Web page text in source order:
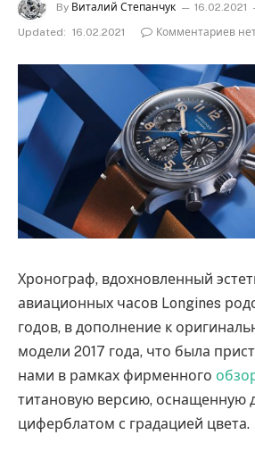
By Виталий Степанчук
16.02.2021
Updated: 16.02.2021 Комментариев
Хронограф, вдохновленный
авиационных часов Longines
годов, в дополнение к
модели 2017 года, что была
нами в рамках фирменного
титановую версию, оснащенную
циферблатом с градацией цвета.